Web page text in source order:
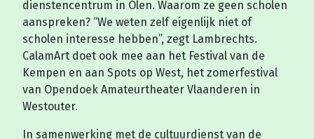
dienstencentrum in Olen. Waarom ze geen scholen
aanspreken? “We weten zelf eigenlijk niet of
scholen interesse hebben”, zegt Lambrechts.
CalamArt doet ook mee aan het Festival van de
Kempen en aan Spots op West, het zomerfestival
van Opendoek Amateurtheater Vlaanderen in
Westouter.
In samenwerking met de cultuurdienst van de